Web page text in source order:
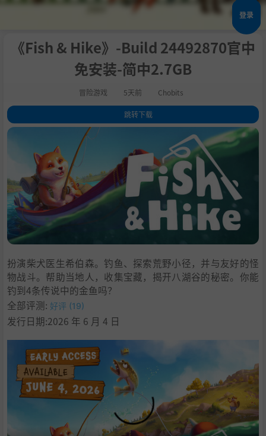
登录
《Fish & Hike》-Build 24492870官中
免安装-简中2.7GB
冒险游戏 5天前 Chobits
跳转下载
1.关于此游戏
在八湖谷享受当之无愧的休息
抛出钓线，升级你的装备！
探索、战斗和制作
5.恢复被遗忘山谷的和谐
6.爱护自然
7.主要特点：
.系统需求
10.学习
扮演柴犬医生希伯森。钓鱼、探索荒野小径，并与友好的怪
物战斗。帮助当地人，收集宝藏，揭开八湖谷的秘密。你能
钓到4条传说中的金鱼吗？
全部评测: 好评 (19)
发行日期:2026 年 6 月 4 日